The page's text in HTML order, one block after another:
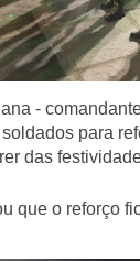
-
para
das
que o reforço